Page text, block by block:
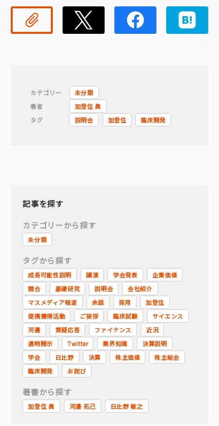
リンクコピー Twitter
カテゴリー
未分類
著者
加登住 眞
タグ
説明会 加登住 臨床開発
記事を探す
カテゴリーから探す
未分類
タグから探す
成長可能性説明 講演 学会発表
企業価値
競合
基礎研究 説明会
会社紹介
マスメディア報道
余談 採用
加登住
提携獲得活動
ご挨拶 臨床試験
サイエンス
河邊
質疑応答 ファイナンス
近況
適時開示
Twitter 業界知識
決算説明
学会
日比野 決算 株主価値
株主総会
臨床開発
お詫び
著書から探す
加登住 眞 河邊 拓己 日比野 敏之